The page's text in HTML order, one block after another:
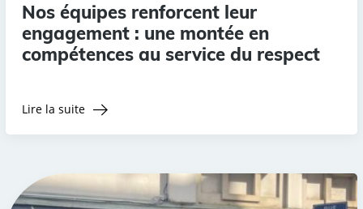
Nos équipes renforcent leur
engagement : une montée en
compétences au service du respect
Lire la suite